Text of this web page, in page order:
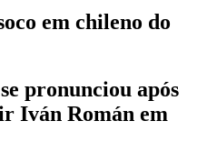
em chileno do
pronunciou após
Iván Román em